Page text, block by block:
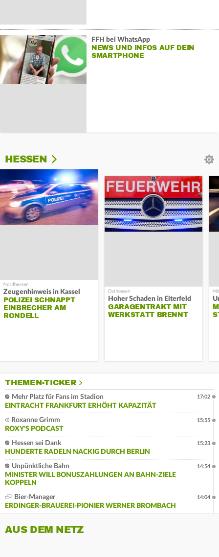
FFH bei WhatsApp
NEWS UND INFOS AUF DEIN
SMARTPHONE
HESSEN
Zeugenhinweis in Kassel
POLIZEI SCHNAPPT
EINBRECHER AM
RONDELL
Hoher Schaden in Eiterfeld
GARAGENTRAKT MIT
WERKSTATT BRENNT
THEMEN-TICKER
Mehr Platz für Fans im Stadion
EINTRACHT FRANKFURT ERHÖHT KAPAZITÄT
17:02
Roxanne Grimm
ROXY'S PODCAST
15:55
Hessen sei Dank
HUNDERTE RADELN NACKIG DURCH BERLIN
15:23
Unpünktliche Bahn
MINISTER WILL BONUSZAHLUNGEN AN BAHN-ZIELE
KOPPELN
14:54
Bier-Manager
ERDINGER-BRAUEREI-PIONIER WERNER BROMBACH
14:04
AUS DEM NETZ